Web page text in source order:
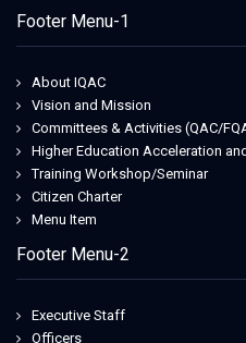
Footer Menu-1
About IQAC
Vision and Mission
Committees & Activities (QAC/
Higher Education Acceleration
Training Workshop/Seminar
Citizen Charter
Menu Item
Footer Menu-2
Executive Staff
Officers